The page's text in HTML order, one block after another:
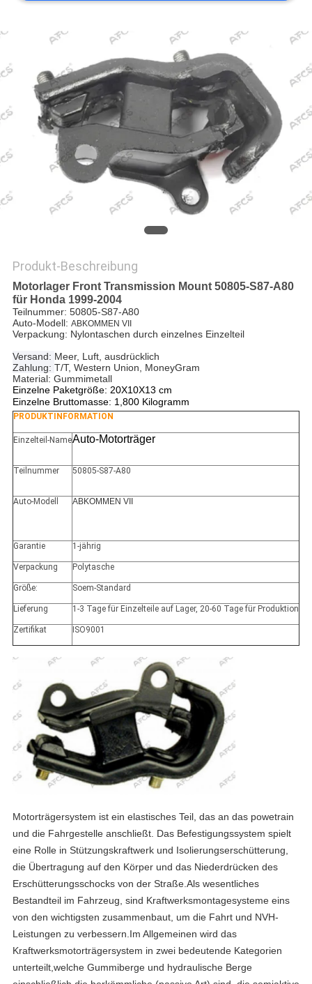
Produkt-Beschreibung
Motorlager Front Transmission Mount 50805-S87-A80
für Honda 1999-2004
Teilnummer: 50805-S87-A80
Auto-Modell: ABKOMMEN VII
Verpackung: Nylontaschen durch einzelnes Einzelteil
Versand: Meer, Luft, ausdrücklich
Zahlung: T/T, Western Union, MoneyGram
Material: Gummimetall
Einzelne Paketgröße: 20X10X13 cm
Einzelne Bruttomasse: 1,800 Kilogramm
PRODUKTINFORMATION
Einzelteil-NameAuto-Motorträger
Teilnummer 50805-S87-A80
Auto-Modell ABKOMMEN VII
Garantie 1-jährig
Verpackung Polytasche
Größe: Soem-Standard
Lieferung 1-3 Tage für Einzelteile auf Lager, 20-60 Tage für Produktion
Zertifikat ISO9001
Motorträgersystem ist ein elastisches Teil, das an das powetrain
und die Fahrgestelle anschließt. Das Befestigungssystem spielt
eine Rolle in Stützungskraftwerk und Isolierungserschütterung,
die Übertragung auf den Körper und das Niederdrücken des
Erschütterungsschocks von der Straße. Als wesentliches
Bestandteil im Fahrzeug, sind Kraftwerksmontagesysteme eins
von den wichtigsten zusammenbaut, um die Fahrt und NVH-
Leistungen zu verbessern. Im Allgemeinen wird das
Kraftwerksmotorträgersystem in zwei bedeutende Kategorien
unterteilt, welche Gummiberge und hydraulische Berge